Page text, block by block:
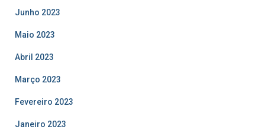
Junho 2023
Maio 2023
Abril 2023
Março 2023
Fevereiro 2023
Janeiro 2023